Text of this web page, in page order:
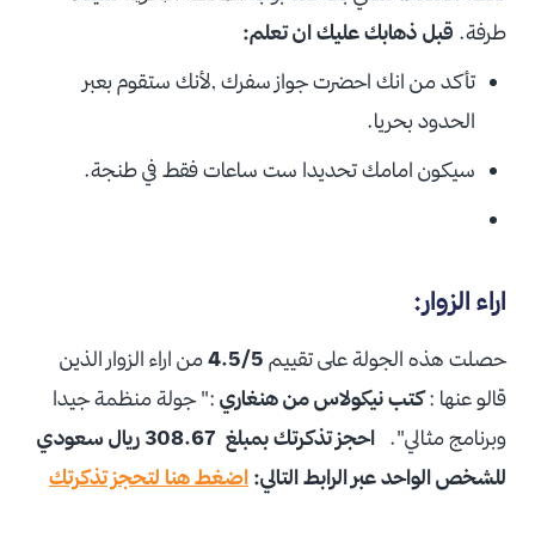
طرفة. قبل ذهابك عليك ان تعلم:
تأكد من انك احضرت جواز سفرك ,لأنك ستقوم بعبر
الحدود بحريا.
سيكون امامك تحديدا ست ساعات فقط في طنجة.
اراء الزوار:
حصلت هذه الجولة على تقييم
من اراء الزوار الذين
قالو عنها :كتب نيكولاس من هنغاري :" جولة منظمة جيدا
وبرنامج مثالي".
احجز تذكرتك بمبلغ 308.67 ريال سعودي
للشخص الواحد عبر الرابط التالي: اضغط هنا لتحجز تذكرتك